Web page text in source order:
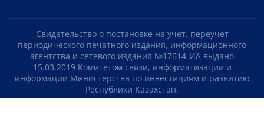
Свидетельство о постановке на учет, переучет
периодического печатного издания, информационного
агентства и сетевого издания №17614-ИА выдано
15.03.2019 Комитетом связи, информатизации и
информации Министерства по инвестициям и развитию
Республики Казахстан.